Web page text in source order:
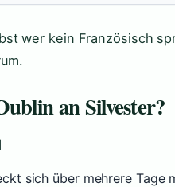
wer kein Französisch
an Silvester?
sich über mehrere Tage